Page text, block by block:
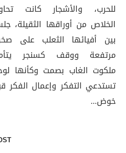
للحرب، والأشجار كانت
الخلاص من أوراقها الثقيلة،
بين أفيائها الثعلب على
مرتفعة ووقف كسنجر
ملكوت الغاب بصمت وكأنها
تستدعي التفكر وإعمال الفكر
خوض...